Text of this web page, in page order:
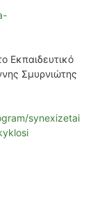
Εκπαιδευτικό
Σμυρνιώτης
synexizetai